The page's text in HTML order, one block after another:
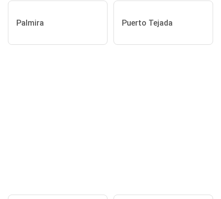
Palmira Puerto Tejada